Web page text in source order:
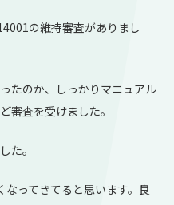
の維持審査がありまし
たのか、しっかりマニュアル
審査を受けました。
た。
ってきてると思います。良